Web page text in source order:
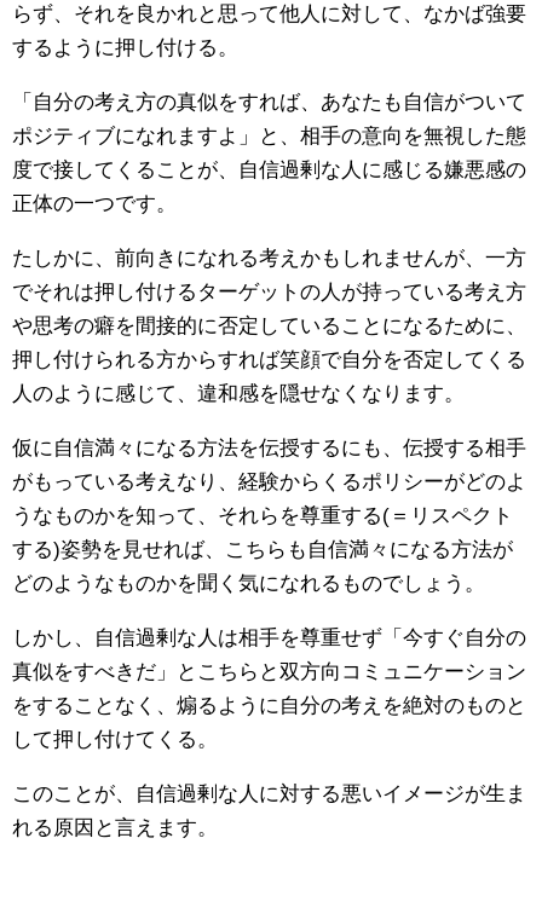
らず、それを良かれと思って他人に対して、なかば強要
するように押し付ける。
「自分の考え方の真似をすれば、あなたも自信がついて
ポジティブになれますよ」と、相手の意向を無視した態
度で接してくることが、自信過剰な人に感じる嫌悪感の
正体の一つです。
たしかに、前向きになれる考えかもしれませんが、一方
でそれは押し付けるターゲットの人が持っている考え方
や思考の癖を間接的に否定していることになるために、
押し付けられる方からすれば笑顔で自分を否定してくる
人のように感じて、違和感を隠せなくなります。
仮に自信満々になる方法を伝授するにも、伝授する相手
がもっている考えなり、経験からくるポリシーがどのよ
うなものかを知って、それらを尊重する(＝リスペクト
する)姿勢を見せれば、こちらも自信満々になる方法が
どのようなものかを聞く気になれるものでしょう。
しかし、自信過剰な人は相手を尊重せず「今すぐ自分の
真似をすべきだ」とこちらと双方向コミュニケーション
をすることなく、煽るように自分の考えを絶対のものと
して押し付けてくる。
このことが、自信過剰な人に対する悪いイメージが生ま
れる原因と言えます。